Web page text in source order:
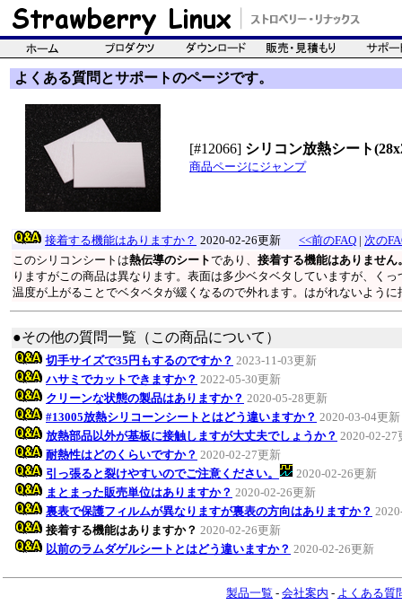
よくある質問とサポートのページです。
[#12066] シリコン放熱シート
商品ページにジャンプ
接着する機能はありますか？ 2020-02-26更新 <<前のFAQ | 次の
このシリコンシートは熱伝導のシートであり、 接着する機能はありません
りますがこの商品は異なります。表面は多少ベタベタしていますが、く
温度が上がることでベタベタが緩くなるので外れます。はがれないよう
●その他の質問一覧（この商品について）
切手サイズで35円もするのですか？ 2023-11-03更新
ハサミでカットできますか？ 2022-05-30更新
クリーンな状態の製品はありますか？ 2020-05-28更新
#13005放熱シリコーンシートとはどう違いますか？ 2020-03-04更新
放熱部品以外が基板に接触しますが大丈夫でしょうか？ 2020-02-27
耐熱性はどのくらいですか？ 2020-02-27更新
引っ張ると裂けやすいのでご注意ください。
2020-02-26更新
まとまった販売単位はありますか？ 2020-02-26更新
裏表で保護フィルムが異なりますが裏表の方向はありますか？
接着する機能はありますか？ 2020-02-26更新
以前のラムダゲルシートとはどう違いますか？ 2020-02-26更新
製品一覧 - 会社案内 - よくある質